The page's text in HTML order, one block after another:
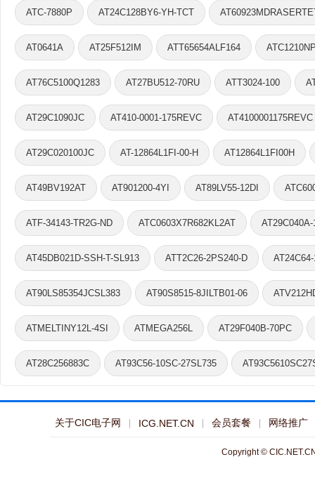
ATC-7880P AT24C128BY6-YH-TCT
AT0641A AT25F512IM ATT65654ALF164
AT76C5100Q1283 AT27BU512-70RU ATT3024-100
AT29C1090JC AT410-0001-175REVC AT4100001175REVC
AT29C020100JC AT-12864L1FI-00-H AT12864L1FI00H
AT49BV192AT AT901200-4YI AT89LV55-12DI
ATF-34143-TR2G-ND ATC0603X7R682KL2AT
AT45DB021D-SSH-T-SL913 ATT2C26-2PS240-D
AT90LS85354JCSL383 AT90S8515-8JILTB01-06
ATMELTINY12L-4SI ATMEGA256L AT29F040B-70PC
AT28C256883C AT93C56-10SC-27SL735
关于CIC电子网 ICG.NET.CN 会员套餐 网络推广
Copyright ©